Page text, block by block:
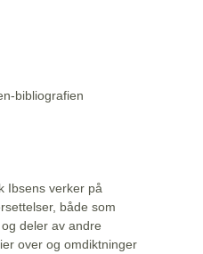
bibliografien
Ibsens verker på
både som
deler av andre
over og omdiktninger